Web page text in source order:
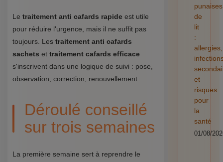
Le traitement anti cafards rapide est utile
pour réduire l'urgence, mais il ne suffit pas
toujours. Les traitement anti cafards
sachets et traitement cafards efficace
s'inscrivent dans une logique de suivi : pose,
observation, correction, renouvellement.
Déroulé conseillé
sur trois semaines
La première semaine sert à reprendre le
punaises
de
lit
:
allergies,
et
risques
pour
la
santé
01/08/